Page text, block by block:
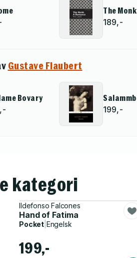
The Monk
189,-
Gustave Flaubert
Bovary
199,-
kategori
Ildefonso Falcones
Hand of Fatima
Pocket| Engelsk
199,-